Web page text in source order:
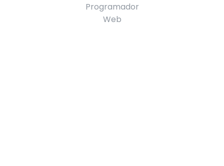
Programador
Web